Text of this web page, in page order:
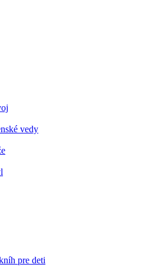
vedy
pre deti